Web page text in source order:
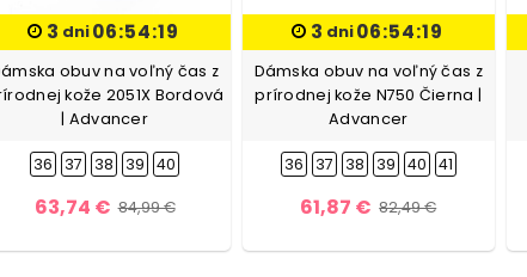
3 dni06:54:18
obuv na voľný čas z
kože 2051X Bordová
| Advancer
36 37 38 39 40
63,74 € 84,99 €
3 dni06:54:18
Dámska obuv na voľný čas z
prírodnej kože N750 Čierna |
Advancer
36 37 38 39 40 41
61,87 € 82,49 €